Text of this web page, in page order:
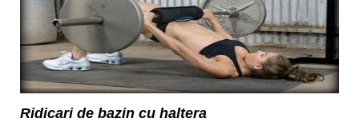
Ridicari de bazin cu haltera